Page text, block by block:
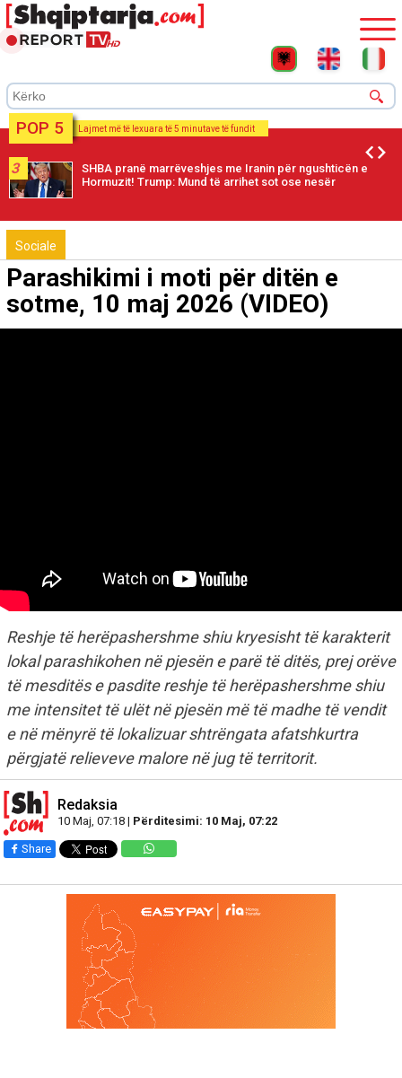
POP 5 Lajmet më të lexuara të 5 minutave të fundit
3
SHBA pranë marrëveshjes me Iranin për ngushticën e
Hormuzit! Trump: Mund të arrihet sot ose nesër
Sociale
Parashikimi i moti për ditën e
sotme, 10 maj 2026 (VIDEO)
Reshje të herëpashershme shiu kryesisht të karakterit
lokal parashikohen në pjesën e parë të ditës, prej orëve
të mesditës e pasdite reshje të herëpashershme shiu
me intensitet të ulët në pjesën më të madhe të vendit
e në mënyrë të lokalizuar shtrëngata afatshkurtra
përgjatë relieveve malore në jug të territorit.
Redaksia
10 Maj, 07:18 | Përditesimi: 10 Maj, 07:22
Share